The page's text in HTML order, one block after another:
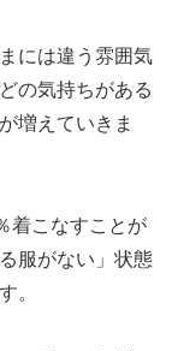
には違う雰囲気
の気持ちがある
増えていきま
着こなすことが
服がない」状態
。